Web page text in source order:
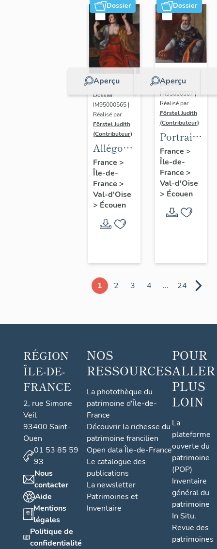
Dossier
Aperçu
Dossier
IM95000565 |
Réalisé par
Förstel Judith
(Contributeur)
Allégories
du
Toucher
et de la
Vue.
France >
Île-de-
France >
Val-d'Oise
> Écouen
Dossier
Aperçu
Dossier
IM95000567 |
Réalisé par
Förstel Judith
(Contributeur)
Portrait
du roi
Henri IV
France >
Île-de-
France >
Val-d'Oise
> Écouen
1 2 3 4 ... 24
RÉGION
ÎLE-DE-
FRANCE
2, rue Simone
Veil
93400 Saint-
Ouen
01 53 85 59
93
Nous
contacter
Aide
Mentions
légales
Politique de
confidentialité
NOS
RESSOURCES
La photothèque du
patrimoine d'Île-de-
France
Découvrir la richesse du
patrimoine francilien
Open data Île-de-France
Le catalogue des
publications
La newsletter
Patrimoines et
Inventaire
POUR
ALLER
PLUS
LOIN
La
plateforme
ouverte du
patrimoine
(POP)
Inventaire
général du
patrimoine
In Situ.
Revue des
patrimoines